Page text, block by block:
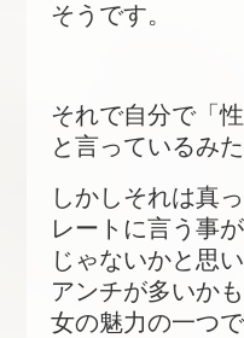
そうです。
それで自分で「
と言っているみ
しかしそれは真
レートに言う事
じゃないかと思い
アンチが多いか
女の魅力の一つ